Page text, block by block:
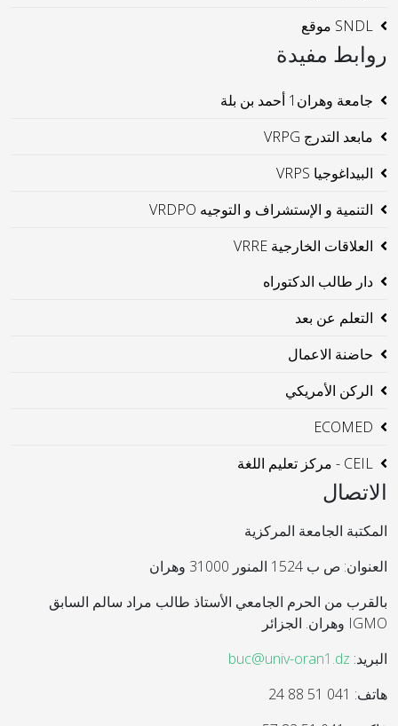
SNDL موقع
روابط مفيدة
جامعة وهران1 أحمد بن بلة
مابعد التدرج VRPG
البيداغوجيا VRPS
التنمية و الإستشراف و التوجيه VRDPO
العلاقات الخارجية VRRE
دار طالب الدكتوراه
التعلم عن بعد
حاضنة الاعمال
الركن الأمريكي
ECOMED
CEIL - مركز تعليم اللغة
الاتصال
المكتبة الجامعة المركزية
العنوان: ص ب 1524 المنور 31000 وهران
بالقرب من الحرم الجامعي الأستاذ طالب مراد سالم السابق
IGMO وهران. الجزائر
البريد: buc@univ-oran1.dz
هاتف: 041 51 88 24